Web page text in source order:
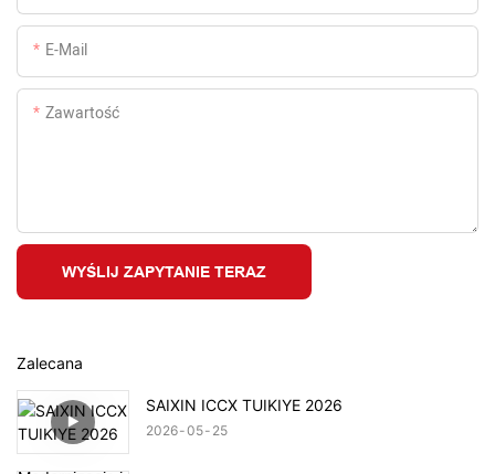
E-Mail
Zawartość
WYŚLIJ ZAPYTANIE TERAZ
Zalecana
SAIXIN ICCX TUIKIYE 2026
2026 05 25